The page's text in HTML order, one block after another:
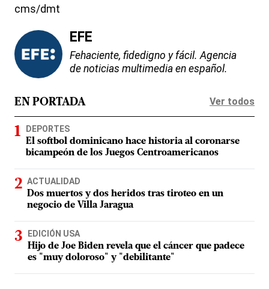
cms/dmt
EFE
Fehaciente, fidedigno y fácil. Agencia
de noticias multimedia en español.
EN PORTADA Ver todos
DEPORTES
El softbol dominicano hace historia al coronarse
bicampeón de los Juegos Centroamericanos
ACTUALIDAD
Dos muertos y dos heridos tras tiroteo en un
negocio de Villa Jaragua
EDICIÓN USA
Hijo de Joe Biden revela que el cáncer que padece
es "muy doloroso" y "debilitante"